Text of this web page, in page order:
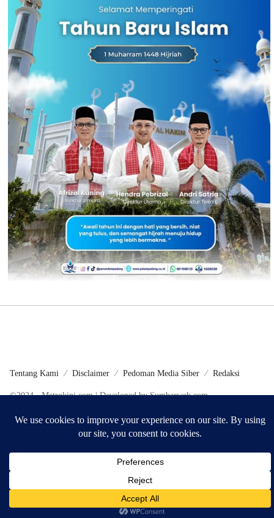
Tentang Kami Disclaimer Pedoman Media Siber Redaksi
©2024 - Metrokini.com | Developed by Sumbarweb.com